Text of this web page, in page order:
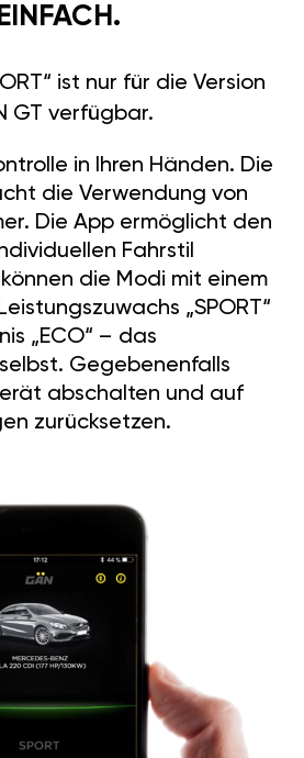
EINFACH.
ist nur für die Version
GT verfügbar.
in Ihren Händen. Die
die Verwendung von
Die App ermöglicht den
Fahrstil
die Modi mit einem
„SPORT“
„ECO“ – das
Gegebenenfalls
abschalten und auf
zurücksetzen.